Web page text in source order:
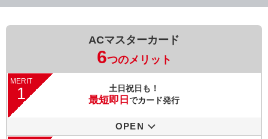
ACマスターカード
6つのメリット
MERIT
1 土日祝日も！
最短即日 でカード発行
OPEN